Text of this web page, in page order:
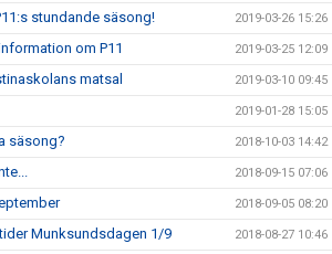
stundande säsong! 2019-03-26 15:26
om P11 2019-03-25 12:09
matsal 2019-03-10 09:45
2019-01-28 15:05
säsong? 2018-10-03 14:42
2018-09-15 07:06
2018-09-05 08:20
Munksundsdagen 1/9 2018-08-27 10:46